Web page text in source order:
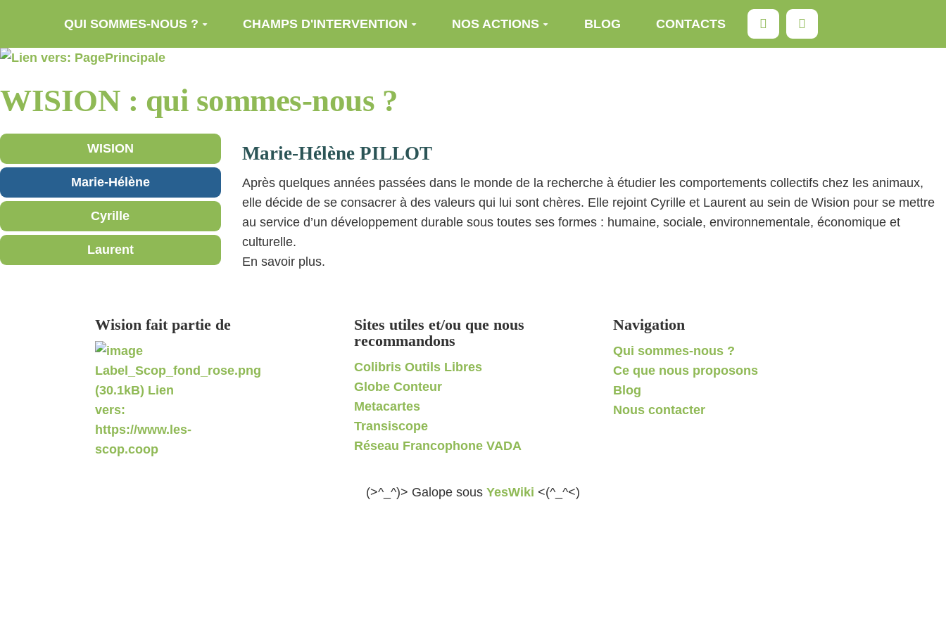
Aller au contenu principal
QUI SOMMES-NOUS ? CHAMPS D'INTERVENTION NOS ACTIONS BLOG CONTACTS Rechercher
WISION : qui sommes-nous ?
WISION
Marie-Hélène
Cyrille
Laurent
Marie-Hélène PILLOT
Après quelques années passées dans le monde de la recherche à étudier les comportements collectifs chez les animaux,
elle décide de se consacrer à des valeurs qui lui sont chères. Elle rejoint Cyrille et Laurent au sein de Wision pour se mettre
au service d’un développement durable sous toutes ses formes : humaine, sociale, environnementale, économique et
culturelle.
En savoir plus.
Wision fait partie de
Sites utiles et/ou que nous
recommandons
Colibris Outils Libres
Globe Conteur
Metacartes
Transiscope
Réseau Francophone VADA
Navigation
Qui sommes-nous ?
Ce que nous proposons
Blog
Nous contacter
(>^_^)> Galope sous YesWiki <(^_^<)